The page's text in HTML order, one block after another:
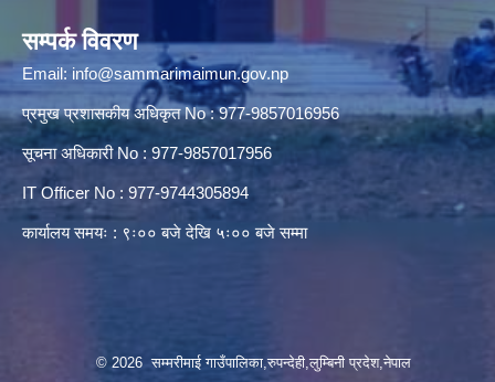
सम्पर्क विवरण
Email: info@sammarimaimun.gov.np
प्रमुख प्रशासकीय अधिकृत No : 977-9857016956
सूचना अधिकारी No : 977-9857017956
IT Officer No : 977-9744305894
कार्यालय समयः : ९ः०० बजे देखि ५ः०० बजे सम्मा
© 2026 सम्मरीमाई गाउँपालिका,रुपन्देही,लुम्बिनी प्रदेश,नेपाल